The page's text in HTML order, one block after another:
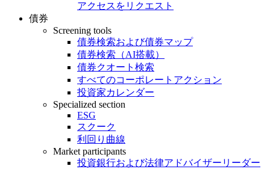
アクセスをリクエスト
債券
Screening tools
債券検索および債券マップ
債券検索（AI搭載）
債券クオート検索
すべてのコーポレートアクション
投資家カレンダー
Specialized section
ESG
スクーク
利回り曲線
Market participants
投資銀行および法律アドバイザーリーダー